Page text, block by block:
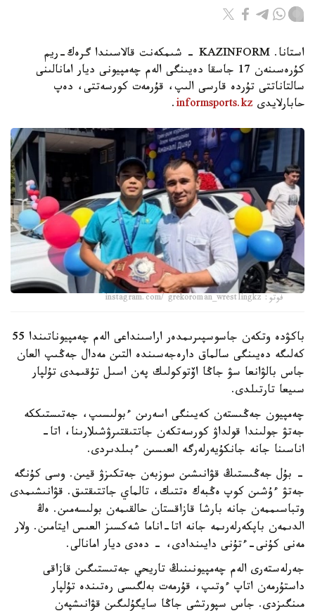
استانا. KAZINFORM - شىمكەنت قالاسىندا گرەك-ريم
كۇرەسىنەن 17 جاسقا دەيىنگى الەم چەمپيونى ديار امانالىنى
سالتاناتتى تۇردە قارسى الىپ، قۇرمەت كورسەتتى، دەپ
حابارلايدى informsports.kz
.
فوتو: instagram.com/ grekoroman_wrestlingkz
باكۋدە وتكەن جاسوسپىرىمدەر اراسىنداعى الەم چەمپيوناتىندا 55
كەلىگە دەيىنگى سالماق دارەجەسىندە التىن مەدال جەڭىپ العان
جاس بالۋانعا سۋ جاڭا اۆتوكولىك پەن اسىل تۇقىمدى تۇلپار
سىيعا تارتىلدى.
چەمپيون جەڭىستەن كەيىنگى اسەرىن ءبولىسىپ، جەتىستىككە
جەتۋ جولىندا قولداۋ كورسەتكەن جاتتىقتىرۋشىلارىنا، اتا-
اناسىنا جانە جانكۇيەرلەرگە العىسىن ءبىلدىردى.
- بۇل جەڭىستىڭ قۋانىشىن سوزبەن جەتكىزۋ قيىن. وسى كۇنگە
جەتۋ ءۇشىن كوپ ەڭبەك ەتتىك، تالماي جاتتىقتىق. قۋانىشىمدى
وتباسىممەن جانە بارشا قازاقستان حالقىمەن بولىسەمىن. ەڭ
الدىمەن باپكەرلەرىمە جانە اتا-اناما شەكسىز العىس ايتامىن. ولار
مەنى كۇنى-ءتۇنى دايىندادى، - دەدى ديار امانالى.
جەرلەستەرى الەم چەمپيونىنىڭ تاريحي جەتىستىگىن قازاقى
داستۇرمەن اتاپ ءوتىپ، قۇرمەت بەلگىسى رەتىندە تۇلپار
مىنگىزدى. جاس سپورتشى جاڭا سايگۇلىگىن قۋانىشپەن